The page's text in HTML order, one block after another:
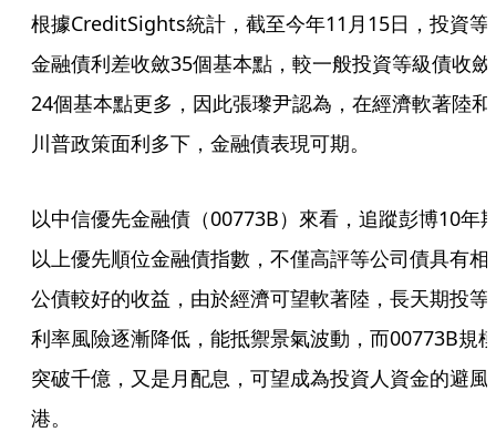
根據CreditSights統計，截至今年11月15日，投資等
金融債利差收斂35個基本點，較一般投資等級債收斂
24個基本點更多，因此張瓈尹認為，在經濟軟著陸和
川普政策面利多下，金融債表現可期。
以中信優先金融債（00773B）來看，追蹤彭博10年
以上優先順位金融債指數，不僅高評等公司債具有相
公債較好的收益，由於經濟可望軟著陸，長天期投等
利率風險逐漸降低，能抵禦景氣波動，而00773B規
突破千億，又是月配息，可望成為投資人資金的避風
港。